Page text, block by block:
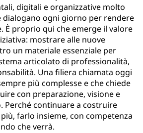
digitali e organizzative molto
dialogano ogni giorno per rendere
È proprio qui che emerge il valore
mostrare alle nuove
un materiale essenziale per
articolato di professionalità,
Una filiera chiamata oggi
più complesse e che chiede
con preparazione, visione e
Perché continuare a costruire
farlo insieme, con competenza
che verrà.